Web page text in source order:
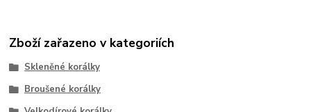
Zboží zařazeno v kategoriích
Skleněné korálky
Broušené korálky